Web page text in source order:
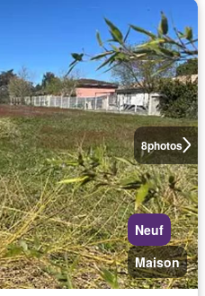
8photos
Neuf
Maison